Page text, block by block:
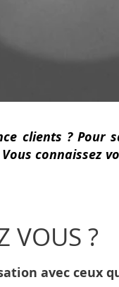
clients ? Pour
connaissez
VOUS ?
avec ceux